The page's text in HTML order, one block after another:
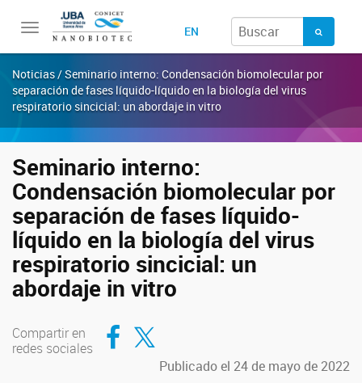
Toggle
navigation
EN
Noticias / Seminario interno: Condensación biomolecular por
separación de fases líquido-líquido en la biología del virus
respiratorio sincicial: un abordaje in vitro
Seminario interno:
Condensación biomolecular por
separación de fases líquido-
líquido en la biología del virus
respiratorio sincicial: un
abordaje in vitro
Compartir en
redes sociales
Compartir en Facebook
Compartir en Twitter
Publicado el 24 de mayo de 2022